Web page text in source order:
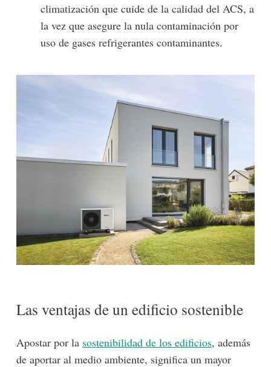
climatización que cuide de la calidad del ACS, a
la vez que asegure la nula contaminación por
uso de gases refrigerantes contaminantes.
Las ventajas de un edificio sostenible
Apostar por la sostenibilidad de los edificios, además
de aportar al medio ambiente, significa un mayor